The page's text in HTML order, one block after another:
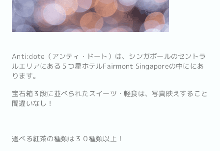
Anti:dote（アンティ・ドート）は、シンガポールのセントラ
ルエリアにある５つ星ホテルFairmont Singaporeの中ににあ
ります。
宝石箱３段に並べられたスイーツ・軽食は、写真映えすること
間違いなし！
選べる紅茶の種類は３０種類以上！